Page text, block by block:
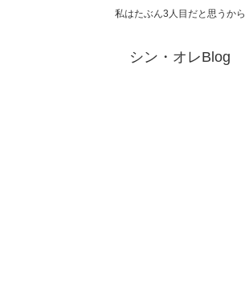
私はたぶん3人目だと思うから
シン・オレBlog